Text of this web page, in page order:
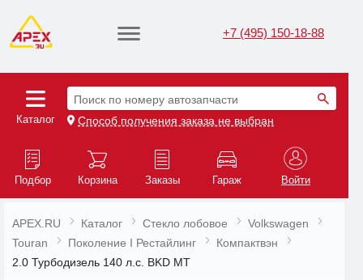
+7 (495) 150-18-88
Каталог
Поиск по номеру автозапчасти
Способ получения заказа не выбран
Подбор Корзина Заказы Гараж Войти
APEX.RU Каталог Стекло лобовое
Volkswagen
Touran
Поколение I Рестайлинг
Компактвэн
2.0 Турбодизель 140 л.с. BKD MT